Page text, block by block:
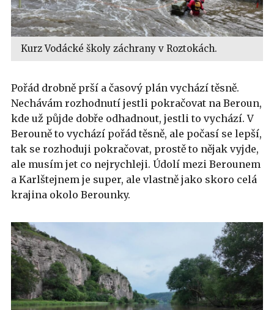
Kurz Vodácké školy záchrany v Roztokách.
Pořád drobně prší a časový plán vychází těsně.
Nechávám rozhodnutí jestli pokračovat na Beroun,
kde už půjde dobře odhadnout, jestli to vychází. V
Berouně to vychází pořád těsně, ale počasí se lepší,
tak se rozhoduji pokračovat, prostě to nějak vyjde,
ale musím jet co nejrychleji. Údolí mezi Berounem
a Karlštejnem je super, ale vlastně jako skoro celá
krajina okolo Berounky.